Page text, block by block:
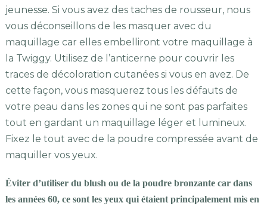
jeunesse. Si vous avez des taches de rousseur, nous
vous déconseillons de les masquer avec du
maquillage car elles embelliront votre maquillage à
la Twiggy. Utilisez de l’anticerne pour couvrir les
traces de décoloration cutanées si vous en avez. De
cette façon, vous masquerez tous les défauts de
votre peau dans les zones qui ne sont pas parfaites
tout en gardant un maquillage léger et lumineux.
Fixez le tout avec de la poudre compressée avant de
maquiller vos yeux.
Éviter d’utiliser du blush ou de la poudre bronzante car dans
les années 60, ce sont les yeux qui étaient principalement mis en